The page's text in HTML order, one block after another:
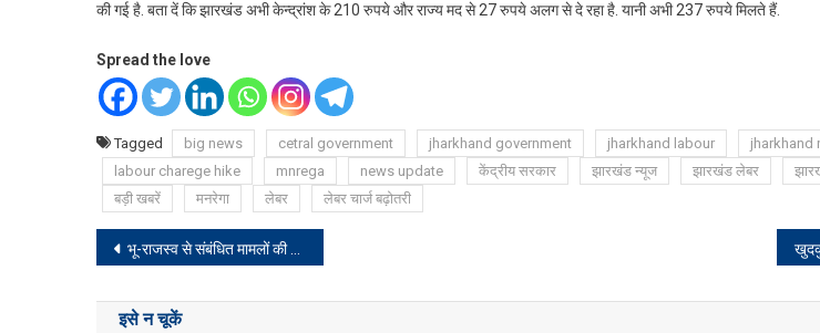
जानिए
और
कब
से
की गई है. बता दें कि झारखंड अभी केन्द्रांश के 210 रुपये और राज्य मद से 27 रुपये अलग से दे रहा है. यानी अभी 237 रुपये मिलते हैं.
Spread the love
Tagged big news cetral government jharkhand government jharkhand labour jharkhand
labour charege hike
mnrega news update केंद्रीय सरकार झारखंड न्यूज झारखंड लेबर
बड़ी खबरें
मनरेगा लेबर लेबर चार्ज बढ़ोतरी
Post
navigation
भू-राजस्व से संबंधित मामलों की DC ने की समीक्षात्मक बैठक, अधिकारियों को दिए सख्त निर्देश
इसे न चूकें